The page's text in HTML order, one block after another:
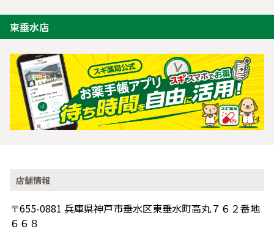
東垂水店
店舗情報
〒655-0881 兵庫県神戸市垂水区東垂水町高丸７６２番地
６６８